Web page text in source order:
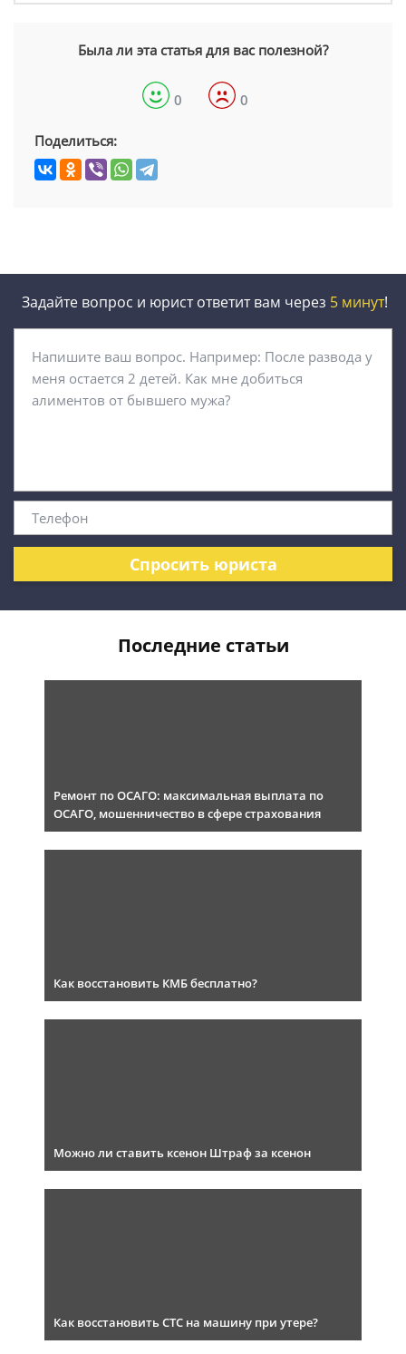
Была ли эта статья для вас полезной?
0 0
Поделиться:
Задайте вопрос и юрист ответит вам через 5 минут!
Спросить юриста
Последние статьи
Ремонт по ОСАГО: максимальная выплата по
ОСАГО, мошенничество в сфере страхования
Как восстановить КМБ бесплатно?
Можно ли ставить ксенон Штраф за ксенон
Как восстановить СТС на машину при утере?